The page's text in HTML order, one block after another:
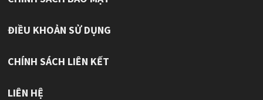
ĐIỀU KHOẢN SỬ DỤNG
CHÍNH SÁCH LIÊN KẾT
LIÊN HỆ